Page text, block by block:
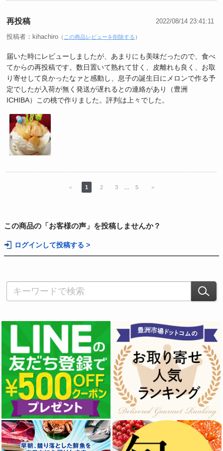
再投稿 2022/08/14 23:41:11
投稿者：kihachiro （ この商品レビューを削除する ）
届いた時にレビューしましたが、あまりにも美味だったので、食べ
てからの再投稿です。数日置いて熟れて甘く、皮離れも良く、お取
り寄せして良かったなァと感動し、息子の誕生日にメロンで作る予
定でしたが入荷が無く発送が遅れるとの連絡があり（豊洲
ICHIBA）この桃で作りました。評判は上々でした。
＜ 1 2 3 5 ＞
この商品の「お客様の声」を投稿しませんか？
ログインして投稿する >